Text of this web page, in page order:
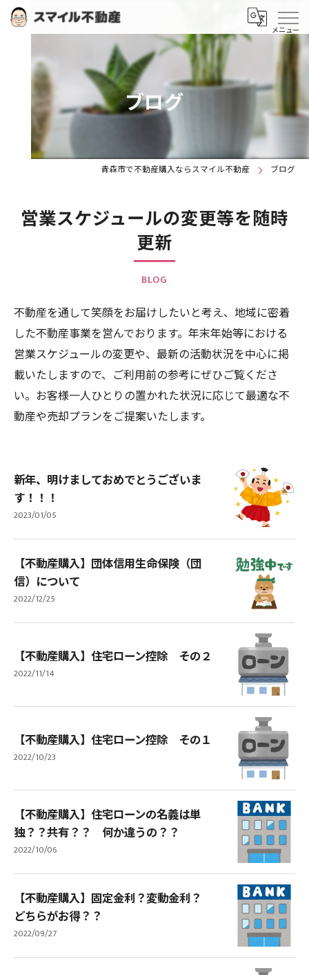
ブログ
青森市で不動産購入ならスマイル不動産 ブログ
営業スケジュールの変更等を随時
更新
BLOG
不動産を通して笑顔をお届けしたいと考え、地域に密着
した不動産事業を営んでおります。年末年始等における
営業スケジュールの変更や、最新の活動状況を中心に掲
載いたしますので、ご利用前の参考にぜひご覧くださ
い。お客様一人ひとりの置かれた状況に応じて最適な不
動産や売却プランをご提案いたします。
新年、明けましておめでとうございま
す！！！
2023/01/05
【不動産購入】団体信用生命保険（団
信）について
2022/12/25
【不動産購入】住宅ローン控除 その２
2022/11/14
【不動産購入】住宅ローン控除 その１
2022/10/23
【不動産購入】住宅ローンの名義は単
独？？共有？？ 何か違うの？？
2022/10/06
【不動産購入】固定金利？変動金利？
どちらがお得？？
2022/09/27